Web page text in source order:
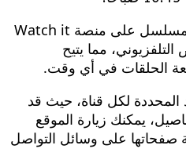
بالإضافة إلى ذلك، يتوفر المسلسل على منصة Watch it
مما يتيح
في أي وقت.
لكل قناة، حيث قد
زيارة الموقع
على وسائل التواصل